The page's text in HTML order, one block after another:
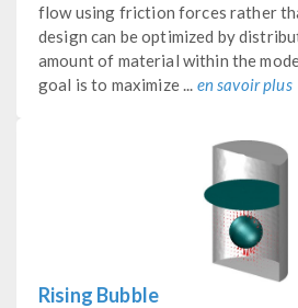
flow using friction forces rather
design can be optimized by
amount of material within the
goal is to maximize ... en savoir plus
Rising Bubble